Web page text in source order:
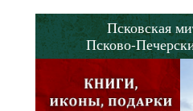
Псковская
Псково-